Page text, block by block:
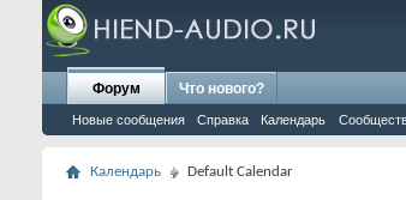
Форум
Новые сообщения Справка Календарь
Что нового?
Календарь Default Calendar